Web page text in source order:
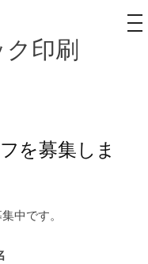
印刷
メ
ニ
を募集しま
中です。